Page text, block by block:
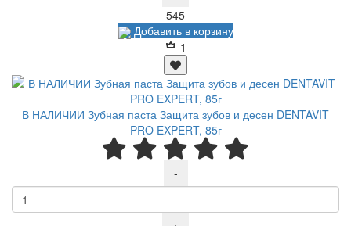
545Р
Добавить в корзину
1
В НАЛИЧИИ Зубная паста Защита зубов и десен DENTAVIT
PRO EXPERT, 85г
-